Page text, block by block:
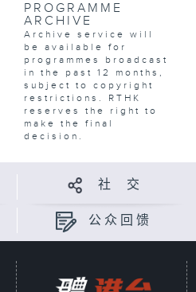
PROGRAMME
ARCHIVE
Archive service will
be available for
programmes broadcast
in the past 12 months,
subject to copyright
restrictions. RTHK
reserves the right to
make the final
decision.
社 交
公众回馈